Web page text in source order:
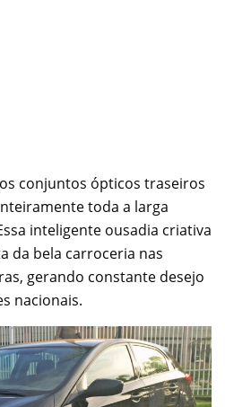
conjuntos ópticos traseiros
toda a larga
inteligente ousadia criativa
da bela carroceria nas
gerando constante desejo
nacionais.